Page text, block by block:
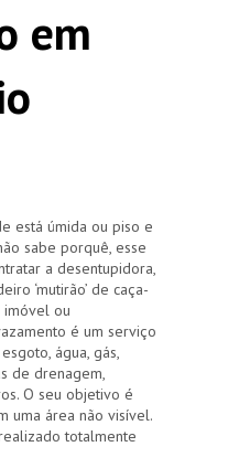
em
está úmida ou piso e
sabe porquê, esse
a desentupidora,
‘mutirão’ de caça-
imóvel ou
é um serviço
água, gás,
de drenagem,
O seu objetivo é
uma área não visível.
totalmente